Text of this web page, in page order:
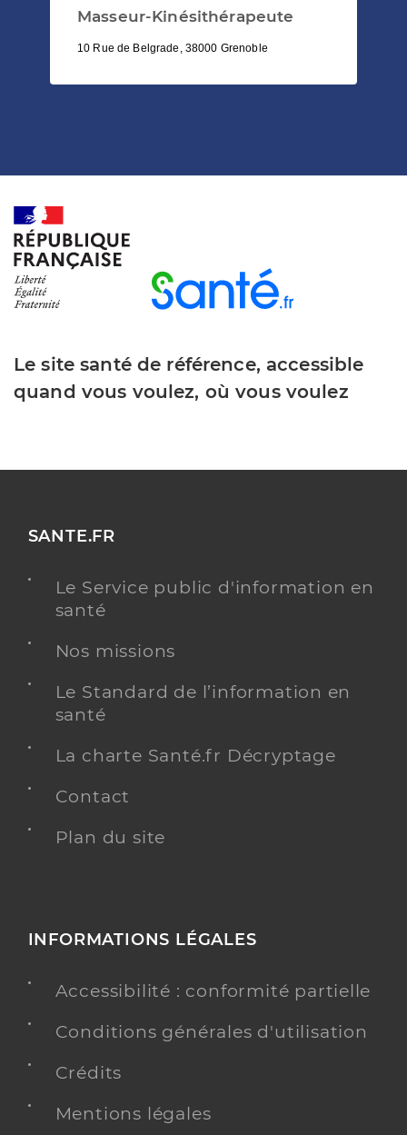
Masseur-Kinésithérapeute
10 Rue de Belgrade, 38000 Grenoble
Le site santé de référence, accessible
quand vous voulez, où vous voulez
SANTE.FR
Le Service public d'information en
santé
Nos missions
Le Standard de l’information en
santé
La charte Santé.fr Décryptage
Contact
Plan du site
INFORMATIONS LÉGALES
Accessibilité : conformité partielle
Conditions générales d'utilisation
Crédits
Mentions légales